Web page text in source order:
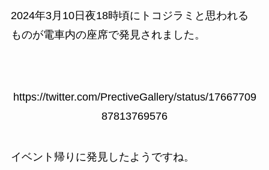
2024年3月10日夜18時頃にトコジラミと思われる
ものが電車内の座席で発見されました。
https://twitter.com/PrectiveGallery/status/17667709
87813769576
イベント帰りに発見したようですね。